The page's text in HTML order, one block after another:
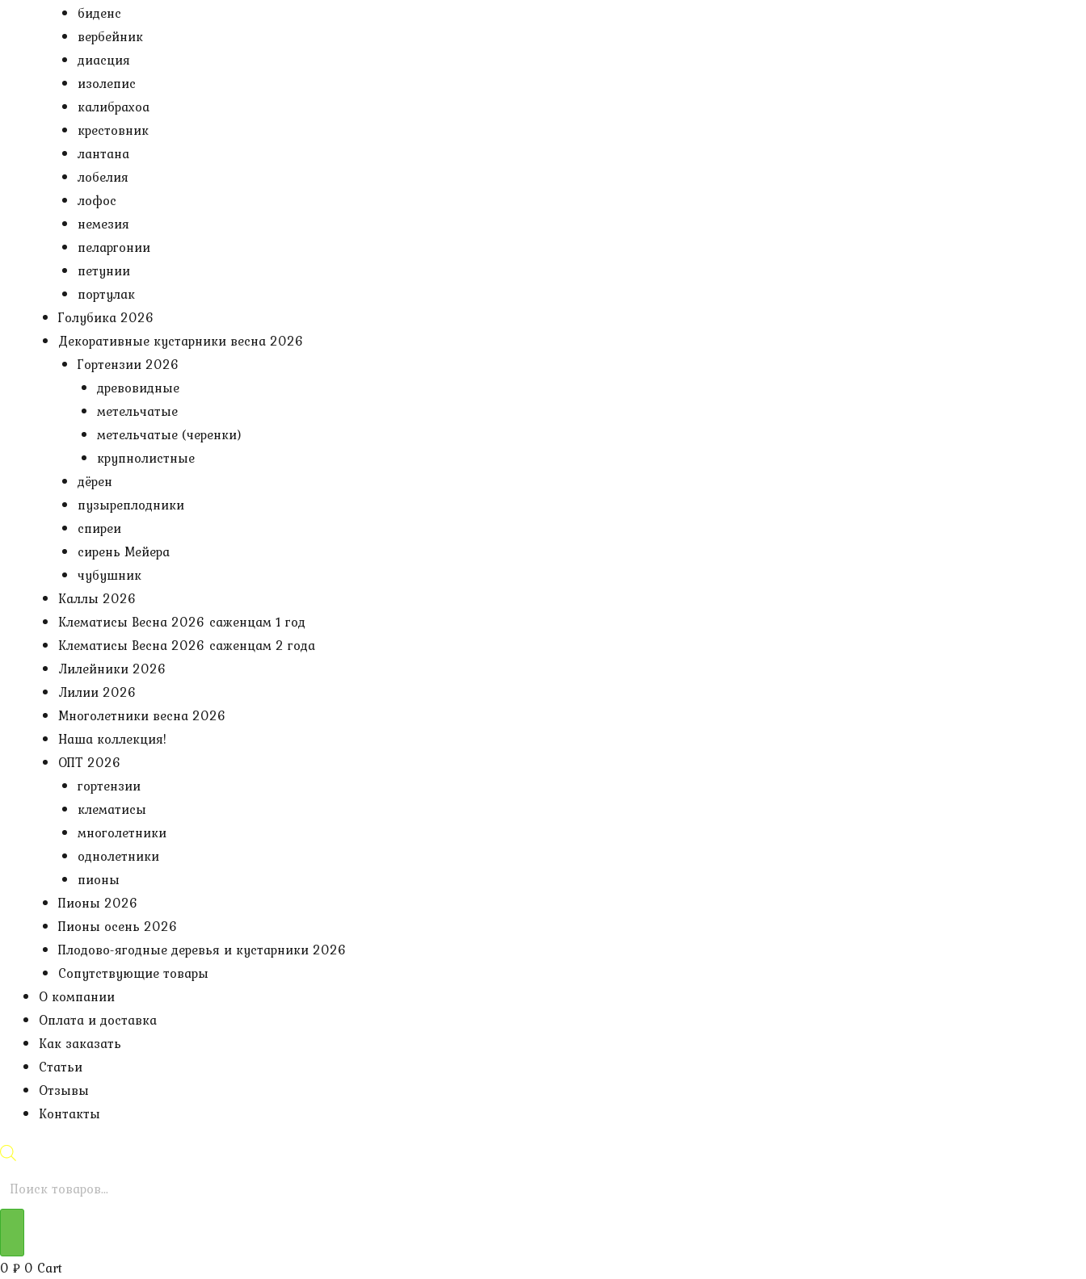
биденс
вербейник
диасция
изолепис
калибрахоа
крестовник
лантана
лобелия
лофос
немезия
пеларгонии
петунии
портулак
Голубика 2026
Декоративные кустарники весна 2026
Гортензии 2026
древовидные
метельчатые
метельчатые (черенки)
крупнолистные
дёрен
пузыреплодники
спиреи
сирень Мейера
чубушник
Каллы 2026
Клематисы Весна 2026 саженцам 1 год
Клематисы Весна 2026 саженцам 2 года
Лилейники 2026
Лилии 2026
Многолетники весна 2026
Наша коллекция!
ОПТ 2026
гортензии
клематисы
многолетники
однолетники
пионы
Пионы 2026
Пионы осень 2026
Плодово-ягодные деревья и кустарники 2026
Сопутствующие товары
О компании
Оплата и доставка
Как заказать
Статьи
Отзывы
Контакты
Поиск
0 ₽ 0 Cart